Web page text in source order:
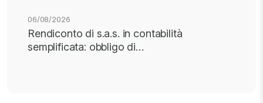
06/08/2026
Rendiconto di s.a.s. in contabilità
semplificata: obbligo di…